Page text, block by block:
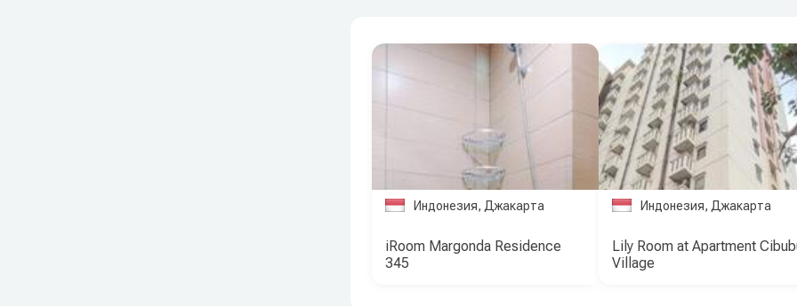
Индонезия, Джакарта
iRoom Margonda Residence
345
Индонезия, Джакарта
Lily Room at Apartment
Village